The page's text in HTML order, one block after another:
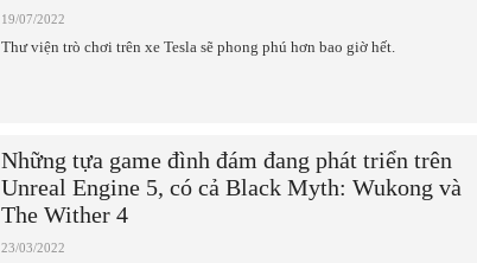
19/07/2022
Thư viện trò chơi trên xe Tesla sẽ phong phú hơn bao giờ hết.
Những tựa game đình đám đang phát triển trên
Unreal Engine 5, có cả Black Myth: Wukong và
The Wither 4
23/03/2022